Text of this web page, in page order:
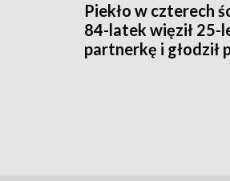
Piekło w czterech
84-latek więził 25-
partnerkę i głodził